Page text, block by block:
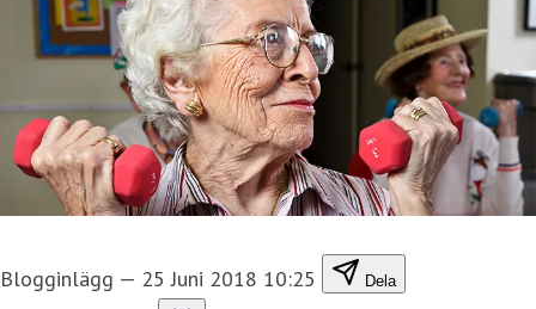
Blogginlägg — 25 Juni 2018 10:25 Dela